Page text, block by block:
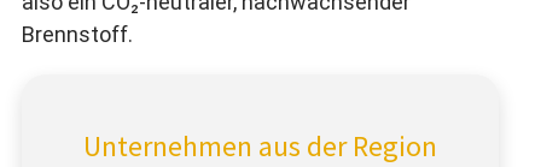
Brennstoff.
Unternehmen aus der Region